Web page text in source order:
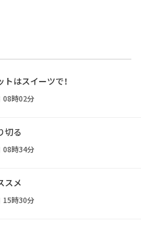
はスイーツで！
08時02分
切る
08時34分
スメ
15時30分